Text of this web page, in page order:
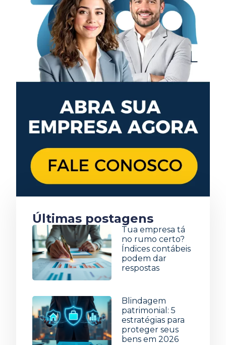
Últimas postagens
Tua empresa tá
no rumo certo?
Índices contábeis
podem dar
respostas
Blindagem
patrimonial: 5
estratégias para
proteger seus
bens em 2026